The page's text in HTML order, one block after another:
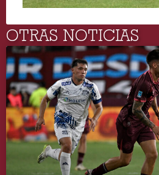
OTRAS NOTICIAS